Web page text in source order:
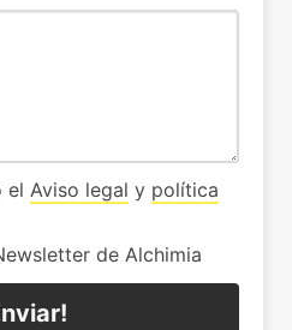
el Aviso legal y política
de Alchimia